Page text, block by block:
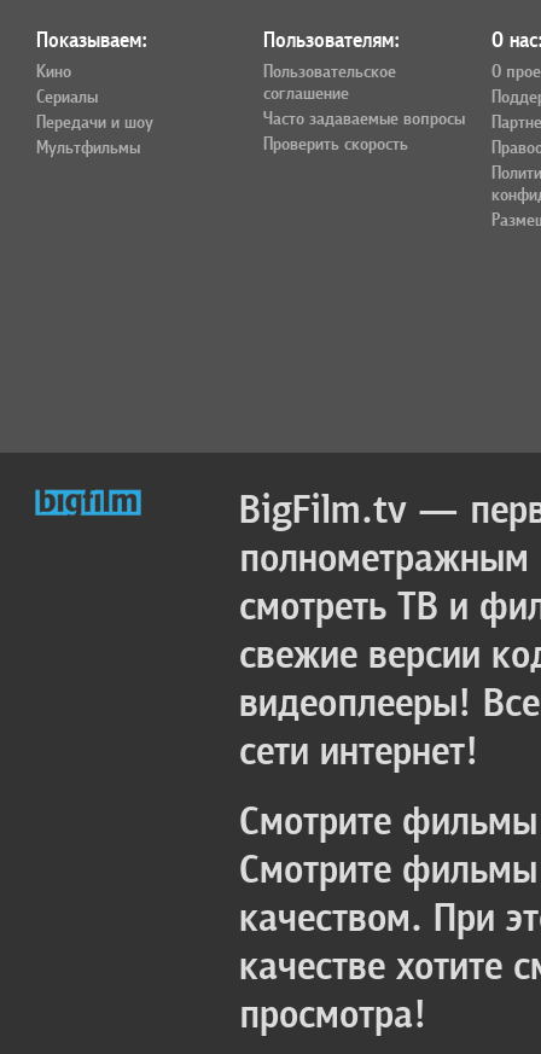
Показываем:
Кино
Сериалы
Передачи и шоу
Мультфильмы
Пользователям:
Пользовательское
соглашение
Часто задаваемые вопросы
Проверить скорость
О
О
BigFilm.tv —
полнометражным
смотреть ТВ и
свежие версии
видеоплееры!
сети интернет!
Смотрите
Смотрите
качеством. При
качестве хотите
просмотра!